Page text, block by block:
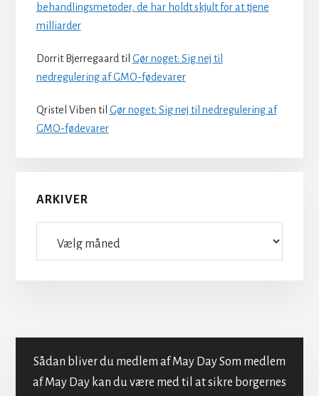
behandlingsmetoder, de har holdt skjult for at tjene
milliarder
Dorrit Bjerregaard til Gør noget: Sig nej til
nedregulering af GMO-fødevarer
Qristel Viben til Gør noget: Sig nej til nedregulering af
GMO-fødevarer
ARKIVER
Sådan bliver du medlem af May Day Som medlem
af May Day kan du være med til at sikre borgernes